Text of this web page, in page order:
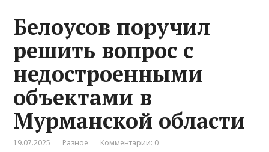
Белоусов поручил
решить вопрос с
недостроенными
объектами в
Мурманской области
19.07.2025 Разное Комментарии: 0